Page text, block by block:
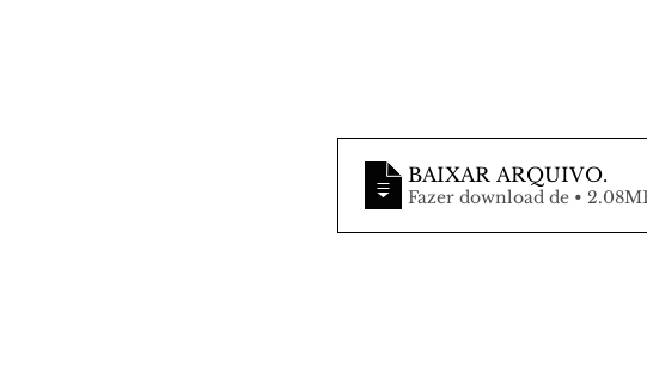
BAIXAR ARQUIVO.
Fazer download de •